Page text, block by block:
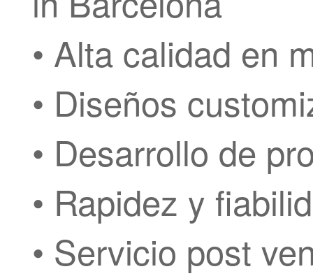
• Alta calidad en
• Diseños
• Desarrollo de
• Rapidez y
• Servicio post